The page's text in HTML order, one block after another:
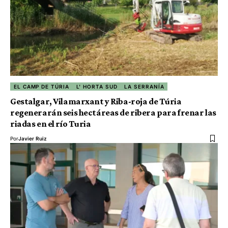
EL CAMP DE TÚRIA L' HORTA SUD LA SERRANÍA
Gestalgar, Vilamarxant y Riba-roja de Túria
regenerarán seis hectáreas de ribera para frenar las
riadas en el río Turia
PorJavier Ruiz